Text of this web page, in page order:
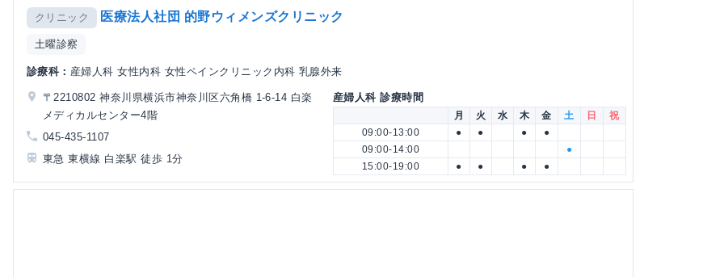
クリニック 医療法人社団 的野ウィメンズクリニック
土曜診察
診療科： 産婦人科 女性内科 女性ペインクリニック内科 乳腺外来
〒2210802 神奈川県横浜市神奈川区六角橋 1-6-14 白楽
メディカルセンター4階
045-435-1107
東急 東横線 白楽駅 徒歩 1分
産婦人科 診療時間
月 火 水 木 金 土 日
祝
09:00-13:00
● ● ●
●
09:00-14:00
●
15:00-19:00
● ● ● ●